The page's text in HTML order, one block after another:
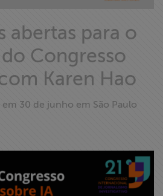
abertas para o
Congresso
Karen Hao
30 de junho em São Paulo